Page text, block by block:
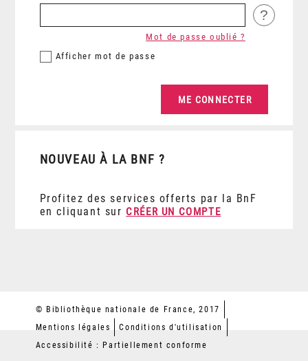
?
Afficher mot de passe
Mot de passe oublié ?
NOUVEAU À LA BNF ?
Profitez des services offerts par la BnF
en cliquant sur CRÉER UN COMPTE
© Bibliothèque nationale de France, 2017
Mentions légales
Conditions d'utilisation
Accessibilité : Partiellement conforme